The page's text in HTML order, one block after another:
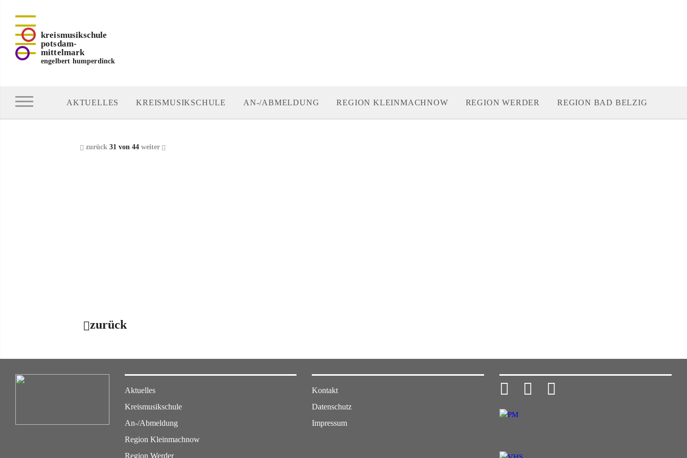
kreismusikschule
potsdam-
mittelmark
engelbert humperdinck
AKTUELLES KREISMUSIKSCHULE AN-/ABMELDUNG REGION KLEINMACHNOW REGION WERDER REGION BAD BELZIG
zurück31 von 44 weiter
zurück
Aktuelles
Kreismusikschule
An-/Abmeldung
Region Kleinmachnow
Region Werder
Kontakt
Datenschutz
Impressum
  